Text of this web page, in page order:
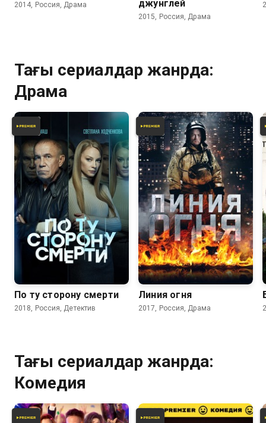
2014, Россия, Драма джунглей
2015, Россия, Драма
Тағы сериалдар жанрда:
Драма
6.7
По ту сторону смерти
2018, Россия, Детектив
7.4
Линия огня
2017, Россия, Драма
Тағы сериалдар жанрда:
Комедия